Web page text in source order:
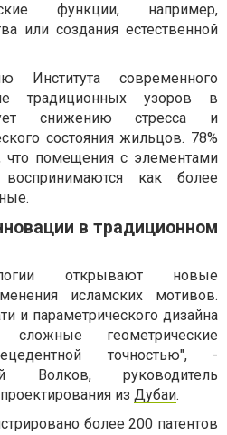
функции, например,
или создания естественной
Института современного
традиционных узоров в
снижению стресса и
состояния жильцов. 78%
что помещения с элементами
как более
в традиционном
открывают новые
исламских мотивов.
и параметрического дизайна
сложные геометрические
точностью", -
Волков, руководитель
из Дубаи.
более 200 патентов